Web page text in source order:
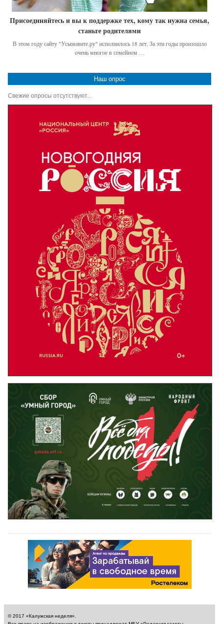
Присоединяйтесь и вы к поддержке тех, кому так нужна семья,
станьте родителями
В этом году сайту "Усыновите.ру" исполнилось 18 лет. За эти годы произошло
очень многое в семейном …
Наш опрос
Свежие опросы отсутствуют...
© 2017 «Калужская неделя».